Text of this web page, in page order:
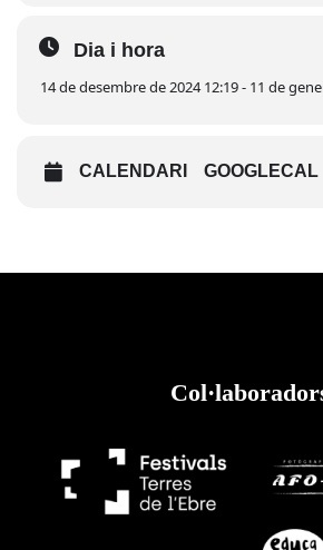
Consulta el programa complet aquí
Dia i hora
14 de desembre de 2024 12:19 - 11 de
CALENDARI GOOGLECAL